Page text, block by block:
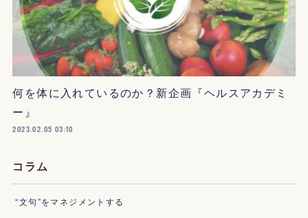
何を体に入れているのか？新企画『ヘルスアカデミ
ー』
2023.02.05 03:10
コラム
“文句”をマネジメントする